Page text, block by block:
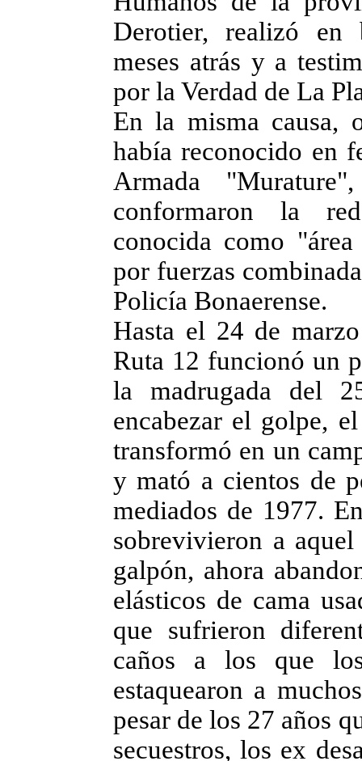
Derotier, realizó en
meses atrás y a
por la Verdad de La
En la misma causa,
había reconocido en
Armada
conformaron la
conocida como
por fuerzas
Policía Bonaerense.
Hasta el 24 de
Ruta 12 funcionó un
la madrugada del
encabezar el golpe,
transformó en un
y mató a cientos de
mediados de 1977.
sobrevivieron a
galpón, ahora
elásticos de cama
que sufrieron
caños a los que
estaquearon a
pesar de los 27 años
secuestros, los ex